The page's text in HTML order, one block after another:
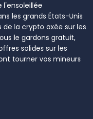
les grands États-Unis
la crypto axée sur les
le gardons gratuit,
solides sur les
tourner vos mineurs